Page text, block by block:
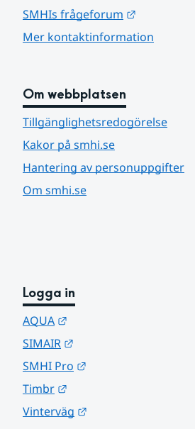
SMHIs frågeforum
Mer kontaktinformation
Om webbplatsen
Tillgänglighetsredogörelse
Kakor på smhi.se
Hantering av personuppgifter
Om smhi.se
Logga in
AQUA
SIMAIR
SMHI Pro
Timbr
Vinterväg